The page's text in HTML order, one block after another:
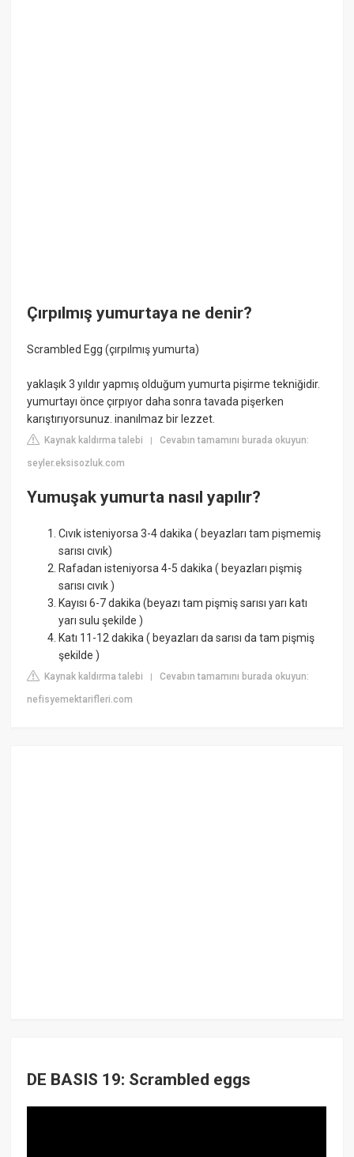
Çırpılmış yumurtaya ne denir?
Scrambled Egg (çırpılmış yumurta)
yaklaşık 3 yıldır yapmış olduğum yumurta pişirme tekniğidir.
yumurtayı önce çırpıyor daha sonra tavada pişerken
karıştırıyorsunuz. inanılmaz bir lezzet.
Kaynak kaldırma talebi |Cevabın tamamını burada okuyun:
seyler.eksisozluk.com
Yumuşak yumurta nasıl yapılır?
Cıvık isteniyorsa 3-4 dakika ( beyazları tam pişmemiş
sarısı cıvık)
Rafadan isteniyorsa 4-5 dakika ( beyazları pişmiş
sarısı cıvık )
Kayısı 6-7 dakika (beyazı tam pişmiş sarısı yarı katı
yarı sulu şekilde )
Katı 11-12 dakika ( beyazları da sarısı da tam pişmiş
şekilde )
Kaynak kaldırma talebi |Cevabın tamamını burada okuyun:
nefisyemektarifleri.com
DE BASIS 19: Scrambled eggs